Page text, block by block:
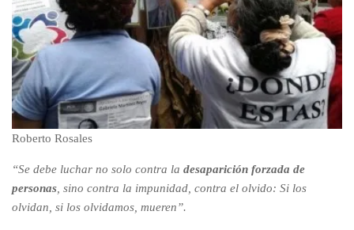
Roberto Rosales
“Se debe luchar no solo contra la desaparición forzada de
personas , sino contra la impunidad, contra el olvido: Si los
olvidan, si los olvidamos, mueren”.